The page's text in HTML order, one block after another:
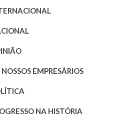
NOSSOS EMPRESÁRIOS
NA HISTÓRIA